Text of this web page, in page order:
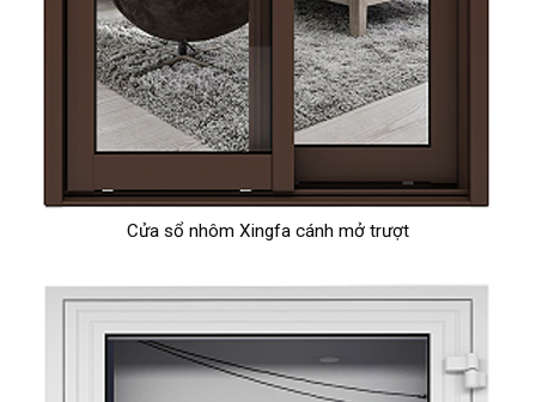
Cửa sổ nhôm Xingfa cánh mở trượt